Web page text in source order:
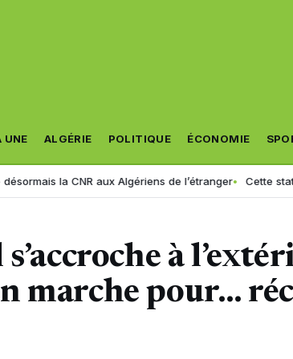
UNE ALGÉRIE POLITIQUE ÉCONOMIE
aux Algériens de l’étranger Cette station assure
à
marche pour…